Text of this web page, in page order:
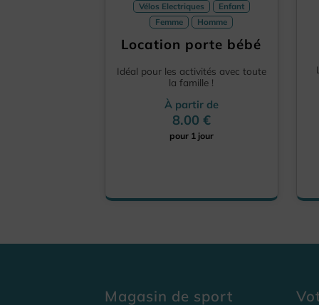
Vélos Electriques
Enfant
Femme
Homme
Location porte bébé
Idéal pour les activités avec toute
la famille !
À partir de
8.00 €
pour 1 jour
Magasin de sport